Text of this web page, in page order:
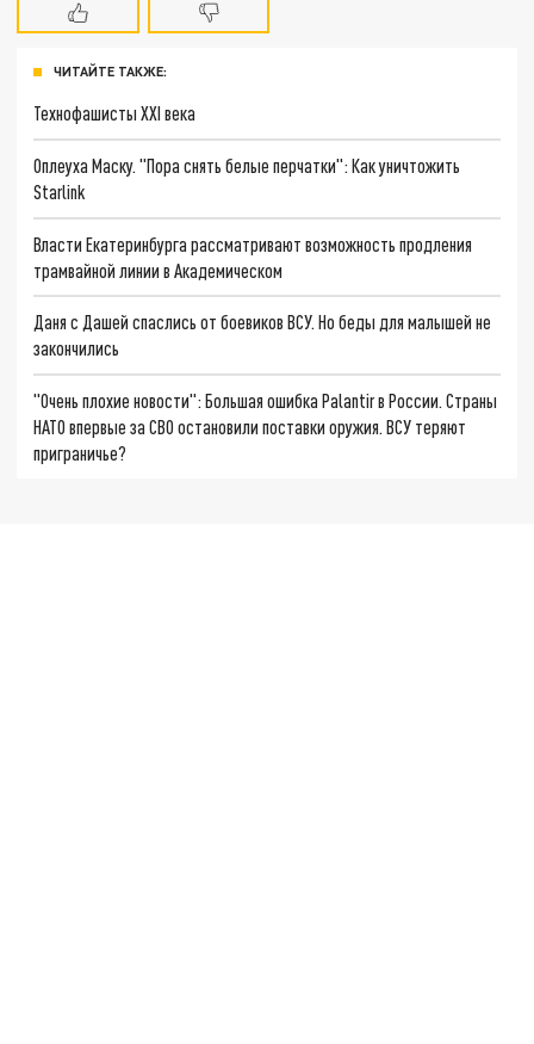
ЧИТАЙТЕ ТАКЖЕ:
Технофашисты XXI века
Оплеуха Маску. "Пора снять белые перчатки": Как уничтожить
Starlink
Власти Екатеринбурга рассматривают возможность продления
трамвайной линии в Академическом
Даня с Дашей спаслись от боевиков ВСУ. Но беды для малышей не
закончились
"Очень плохие новости": Большая ошибка Palantir в России. Страны
НАТО впервые за СВО остановили поставки оружия. ВСУ теряют
приграничье?